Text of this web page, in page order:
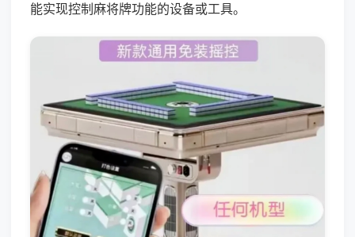
能实现控制麻将牌功能的设备或工具。